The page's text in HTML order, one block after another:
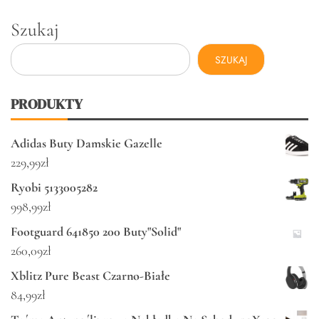
Szukaj
SZUKAJ
PRODUKTY
Adidas Buty Damskie Gazelle
229,99zł
Ryobi 5133005282
998,99zł
Footguard 641850 200 Buty"Solid"
260,09zł
Xblitz Pure Beast Czarno-Białe
84,99zł